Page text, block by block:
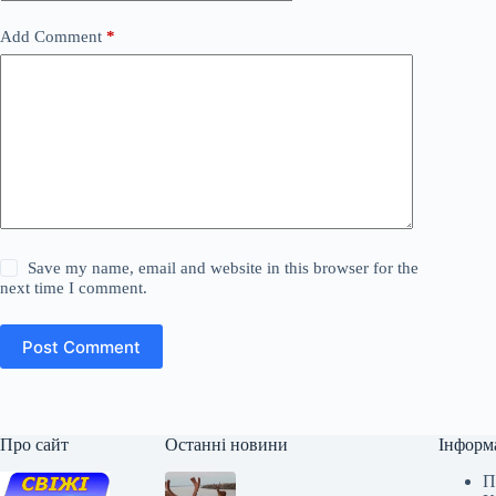
Add Comment *
Save my name, email and website in this browser for the
next time I comment.
Post Comment
Про сайт Останні новини